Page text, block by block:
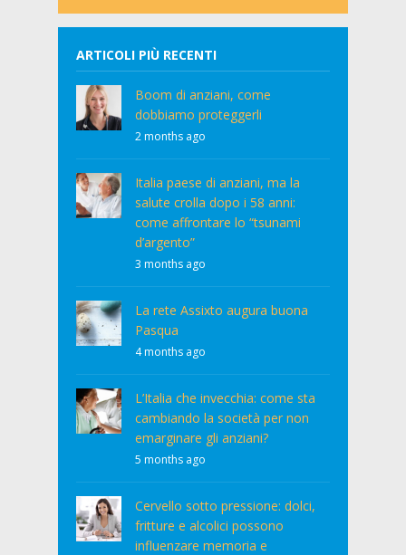
ARTICOLI PIÙ RECENTI
Boom di anziani, come
dobbiamo proteggerli
2 months ago
Italia paese di anziani, ma la
salute crolla dopo i 58 anni:
come affrontare lo “tsunami
d’argento”
3 months ago
La rete Assixto augura buona
Pasqua
4 months ago
L’Italia che invecchia: come sta
cambiando la società per non
emarginare gli anziani?
5 months ago
Cervello sotto pressione: dolci,
fritture e alcolici possono
influenzare memoria e